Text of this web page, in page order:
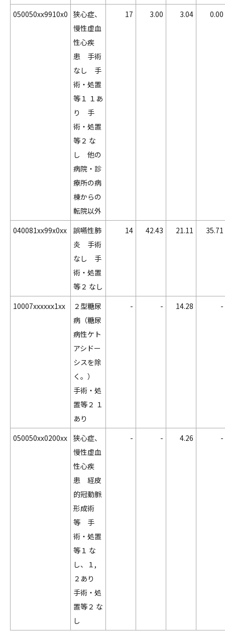
050050xx9910x0 狭心症、
慢性虚血
性心疾
患 手術
なし 手
術・処置
等１ １あ
り 手
術・処置
等２ な
し 他の
病院・診
療所の病
棟からの
転院以外
17 3.00 3.04 0.00
040081xx99x0xx
誤嚥性肺
炎 手術
なし 手
術・処置
等２ なし
14 42.43 21.11 35.71
10007xxxxxx1xx
２型糖尿
病（糖尿
病性ケト
アシドー
シスを除
く。）
手術・処
置等２ １
あり
- - 14.28 -
050050xx0200xx 狭心症、
慢性虚血
性心疾
患 経皮
的冠動脈
形成術
等 手
術・処置
等１ な
し、１,
２あり
手術・処
置等２ な
し
- - 4.26 -